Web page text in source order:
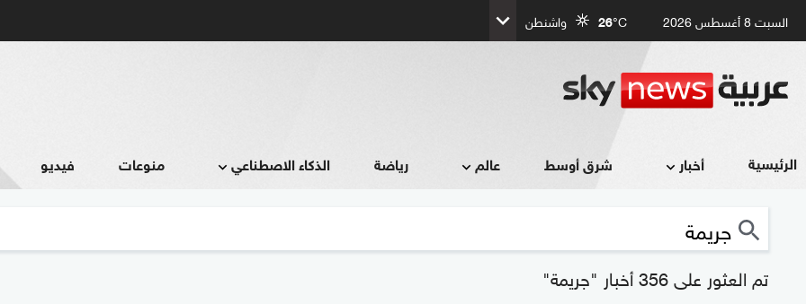
السبت 8 أغسطس 2026 26°C واشنطن
الرئيسية أخبار شرق أوسط عالم رياضة الذكاء الاصطناعي منوعات فيديو
تم العثور على 356 أخبار "جريمة"